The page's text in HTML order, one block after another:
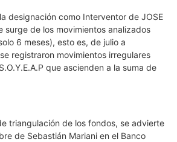
designación como Interventor de JOSE
surge de los movimientos analizados
6 meses), esto es, de julio a
registraron movimientos irregulares
que ascienden a la suma de
triangulación de los fondos, se advierte
de Sebastián Mariani en el Banco